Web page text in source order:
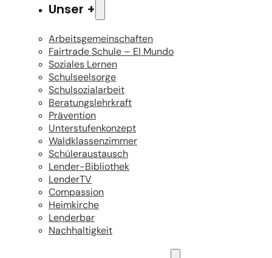
Unser +
Arbeitsgemeinschaften
Fairtrade Schule – El Mundo
Soziales Lernen
Schulseelsorge
Schulsozialarbeit
Beratungslehrkraft
Prävention
Unterstufenkonzept
Waldklassenzimmer
Schüleraustausch
Lender-Bibliothek
LenderTV
Compassion
Heimkirche
Lenderbar
Nachhaltigkeit